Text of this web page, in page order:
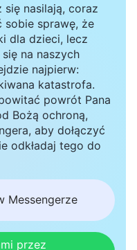
nikogo nie
grzechu, więc
Bóg
Poza udręką,
opanuje cię
uczucie
nie ma sposobu,
choroba,
albo ją
zrobić?
nasilają, coraz
sobie sprawę, że
dla dzieci, lecz
na naszych
najpierw:
katastrofa.
powrót Pana
Bożą ochroną,
aby dołączyć
odkładaj tego do
Messengerze
przez